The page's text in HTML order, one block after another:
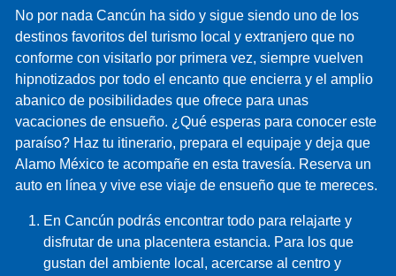
No por nada Cancún ha sido y sigue siendo uno de los
destinos favoritos del turismo local y extranjero que no
conforme con visitarlo por primera vez, siempre vuelven
hipnotizados por todo el encanto que encierra y el amplio
abanico de posibilidades que ofrece para unas
vacaciones de ensueño. ¿Qué esperas para conocer este
paraíso? Haz tu itinerario, prepara el equipaje y deja que
Alamo México te acompañe en esta travesía. Reserva un
auto en línea y vive ese viaje de ensueño que te mereces.
En Cancún podrás encontrar todo para relajarte y
disfrutar de una placentera estancia. Para los que
gustan del ambiente local, acercarse al centro y